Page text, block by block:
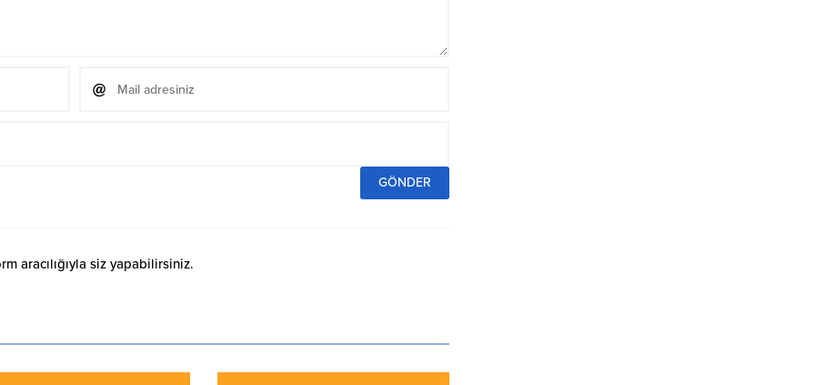
aracılığıyla siz yapabilirsiniz.